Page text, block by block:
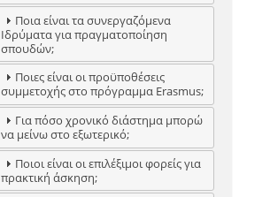
Ποια είναι τα συνεργαζόμενα
Ιδρύματα για πραγματοποίηση
σπουδών;
Ποιες είναι οι προϋποθέσεις
συμμετοχής στο πρόγραμμα Erasmus;
Για πόσο χρονικό διάστημα μπορώ
να μείνω στο εξωτερικό;
Ποιοι είναι οι επιλέξιμοι φορείς για
πρακτική άσκηση;